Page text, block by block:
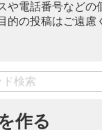
や電話番号などの
的の投稿はご遠慮
作る